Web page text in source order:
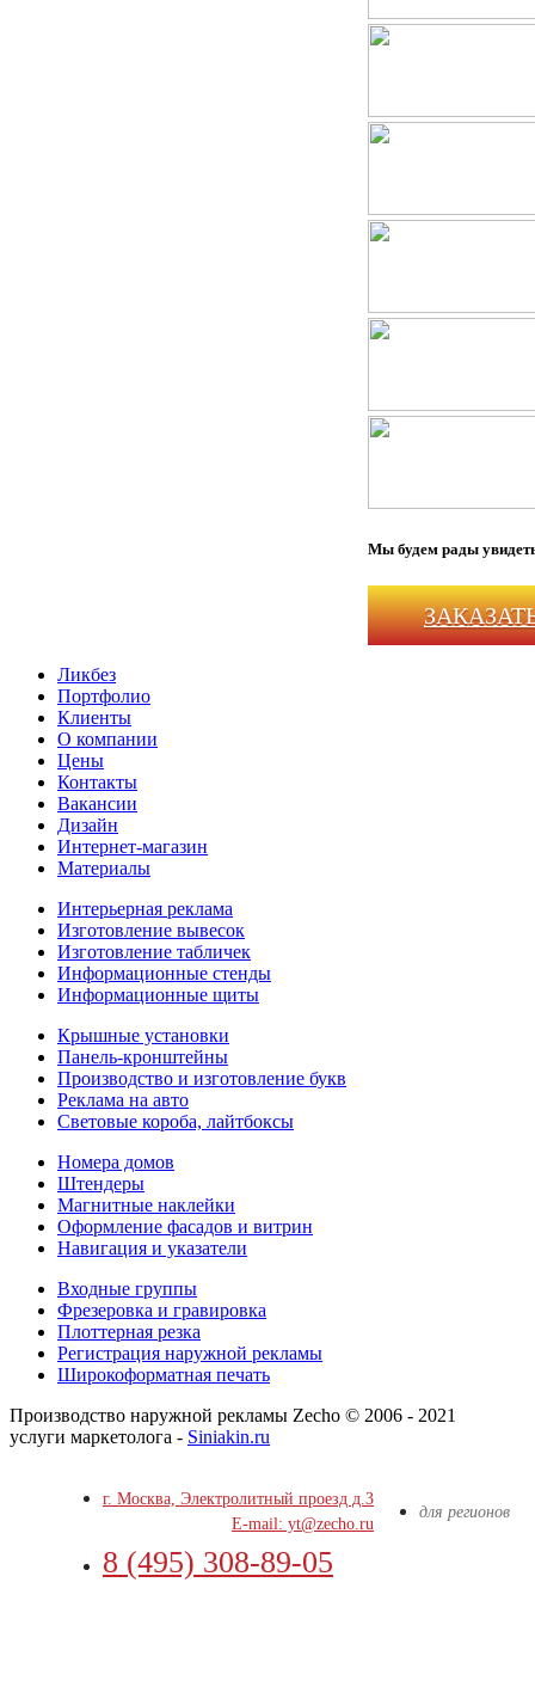
Мы будем рады
Ликбез
Портфолио
Клиенты
О компании
Цены
Контакты
Вакансии
Дизайн
Интернет-магазин
Материалы
Интерьерная реклама
Изготовление вывесок
Изготовление табличек
Информационные стенды
Информационные щиты
Крышные установки
Панель-кронштейны
Производство и изготовление букв
Реклама на авто
Световые короба, лайтбоксы
Номера домов
Штендеры
Магнитные наклейки
Оформление фасадов и витрин
Навигация и указатели
Входные группы
Фрезеровка и гравировка
Плоттерная резка
Регистрация наружной рекламы
Широкоформатная печать
Производство наружной рекламы Zecho © 2006 - 2021
услуги маркетолога - Siniakin.ru
г. Москва, Электролитный проезд д.3
E-mail: yt@zecho.ru
для регионов
8 (495) 308-89-05